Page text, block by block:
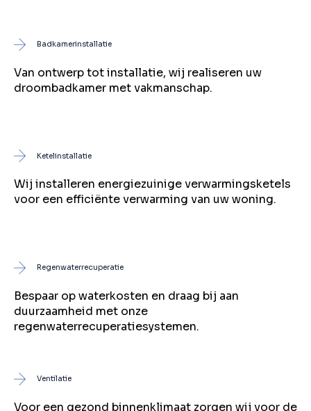
Badkamerinstallatie
Van ontwerp tot installatie, wij realiseren uw
droombadkamer met vakmanschap.
Ketelinstallatie
Wij installeren energiezuinige verwarmingsketels
voor een efficiënte verwarming van uw woning.
Regenwaterrecuperatie
Bespaar op waterkosten en draag bij aan
duurzaamheid met onze
regenwaterrecuperatiesystemen.
Ventilatie
Voor een gezond binnenklimaat zorgen wij voor de